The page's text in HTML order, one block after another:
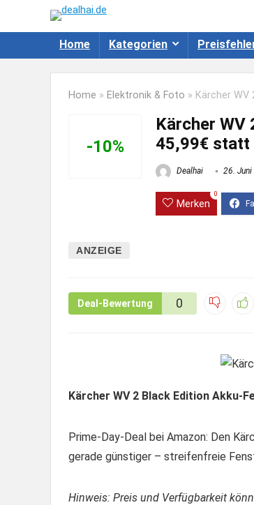
Home Kategorien
Home » Elektronik & Foto » Kärcher
-10%
Kärcher
45,99€ statt
Dealhai 26. Juni
Merken
0
ANZEIGE
Deal-Bewertung 0
Kärcher WV 2 Black Edition Akku-
Prime-Day-Deal bei Amazon: Den
gerade günstiger – streifenfreie
Hinweis: Preis und Verfügbarkeit